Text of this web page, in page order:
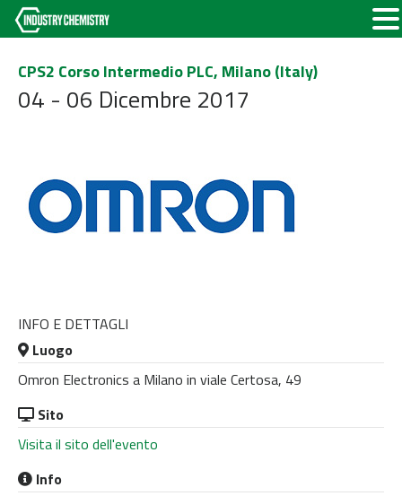
CPS2 Corso Intermedio PLC, Milano (Italy)
04 - 06 Dicembre 2017
INFO E DETTAGLI
Luogo
Omron Electronics a Milano in viale Certosa, 49
Sito
Visita il sito dell'evento
Info